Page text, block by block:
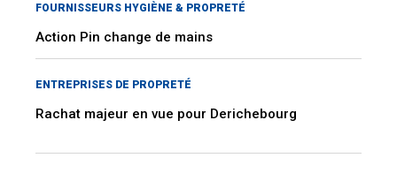
FOURNISSEURS HYGIÈNE & PROPRETÉ
Action Pin change de mains
ENTREPRISES DE PROPRETÉ
Rachat majeur en vue pour Derichebourg